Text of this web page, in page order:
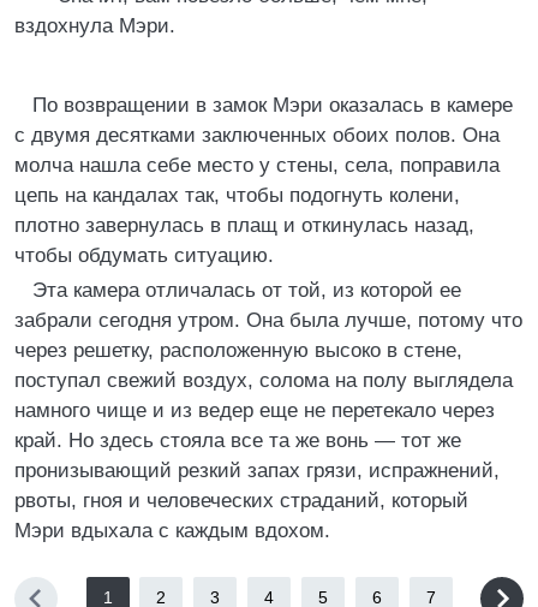
вздохнула Мэри.
По возвращении в замок Мэри оказалась в камере
с двумя десятками заключенных обоих полов. Она
молча нашла себе место у стены, села, поправила
цепь на кандалах так, чтобы подогнуть колени,
плотно завернулась в плащ и откинулась назад,
чтобы обдумать ситуацию.
Эта камера отличалась от той, из которой ее
забрали сегодня утром. Она была лучше, потому что
через решетку, расположенную высоко в стене,
поступал свежий воздух, солома на полу выглядела
намного чище и из ведер еще не перетекало через
край. Но здесь стояла все та же вонь — тот же
пронизывающий резкий запах грязи, испражнений,
рвоты, гноя и человеческих страданий, который
Мэри вдыхала с каждым вдохом.
1 2 3 4 5 6 7